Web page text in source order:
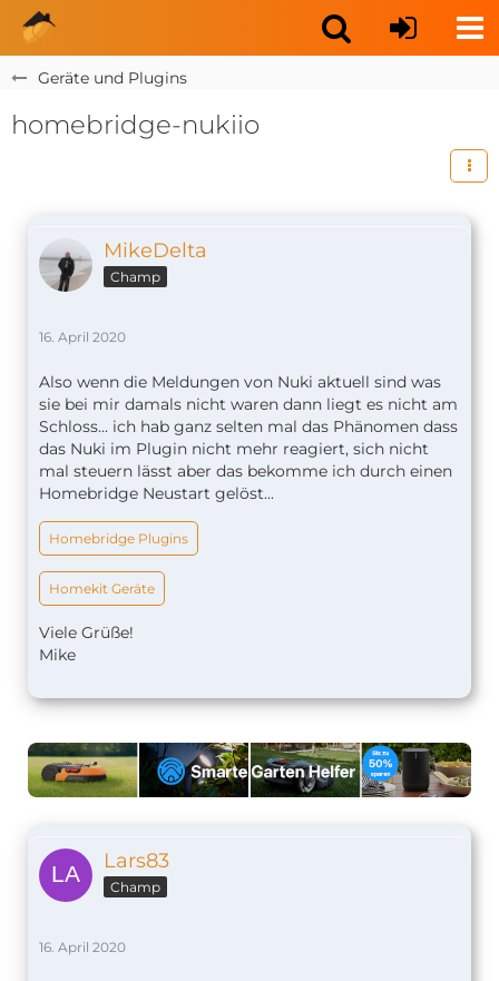
Geräte und Plugins
homebridge-nukiio
MikeDelta
Champ
16. April 2020
Also wenn die Meldungen von Nuki aktuell sind was
sie bei mir damals nicht waren dann liegt es nicht am
Schloss... ich hab ganz selten mal das Phänomen dass
das Nuki im Plugin nicht mehr reagiert, sich nicht
mal steuern lässt aber das bekomme ich durch einen
Homebridge Neustart gelöst...
Homebridge Plugins
Homekit Geräte
Viele Grüße!
Mike
Lars83
Champ
16. April 2020